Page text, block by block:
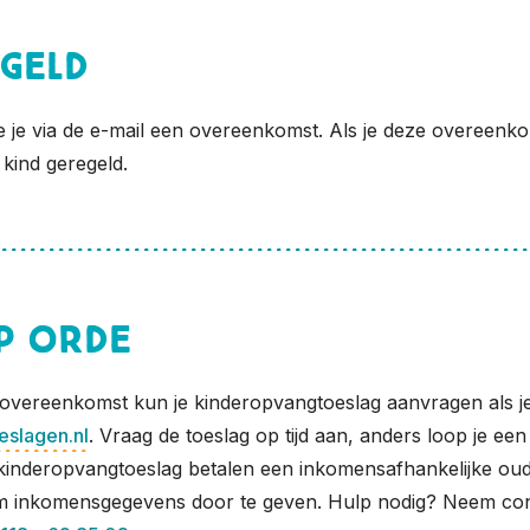
via de e-mail een overeenkomst. Als je deze
geregeld.
orde
kun je kinderopvangtoeslag aanvragen als
. Vraag de toeslag op tijd aan, anders loop je
betalen een inkomensafhankelijke
inkomensgegevens door te geven. Hulp nodig? Neem